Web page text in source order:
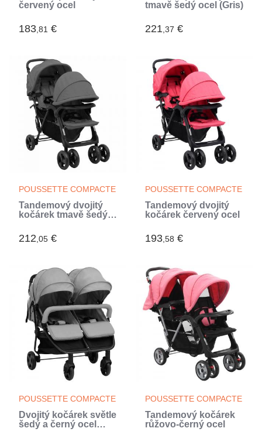
červený ocel
183,81 €
tmavě šedý ocel (Gris)
221,37 €
POUSSETTE COMPACTE
Tandemový dvojitý
kočárek tmavě šedý
212,05 €
POUSSETTE COMPACTE
Tandemový dvojitý
kočárek červený ocel
193,58 €
POUSSETTE COMPACTE
Dvojitý kočárek světle
šedý a černý ocel
POUSSETTE COMPACTE
Tandemový kočárek
růžovo-černý ocel